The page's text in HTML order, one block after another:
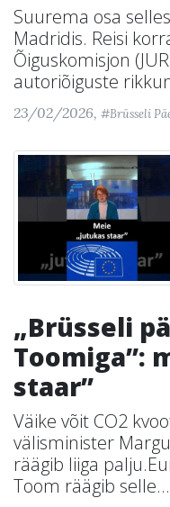
Suurema osa
Madridis. Reisi
Õiguskomisjon
autoriõiguste
23/02/2026, #Brüsseli
„Brüsseli
Toomiga”:
staar”
Väike võit CO2
välisminister
räägib liiga
Toom räägib selle...